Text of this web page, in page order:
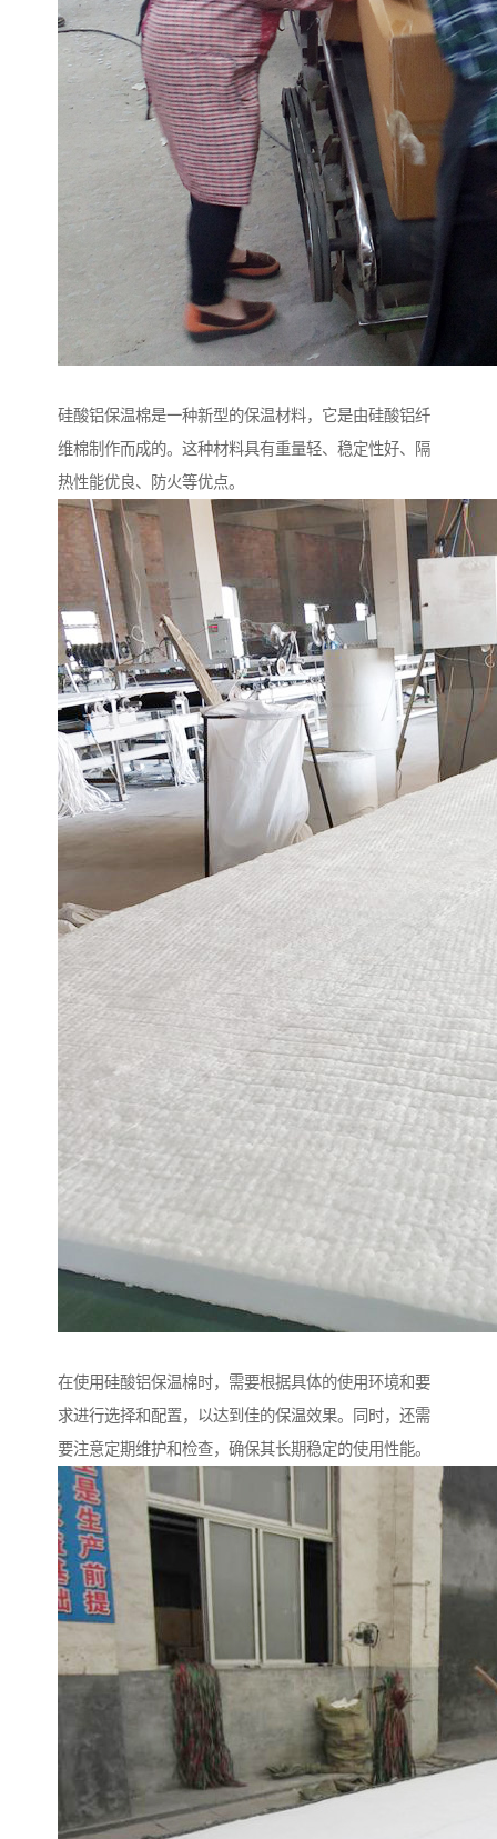
硅酸铝保温棉是一种新型的保温材料，它是由硅酸铝纤
维棉制作而成的。这种材料具有重量轻、稳定性好、隔
热性能优良、防火等优点。
在使用硅酸铝保温棉时，需要根据具体的使用环境和要
求进行选择和配置，以达到佳的保温效果。同时，还需
要注意定期维护和检查，确保其长期稳定的使用性能。